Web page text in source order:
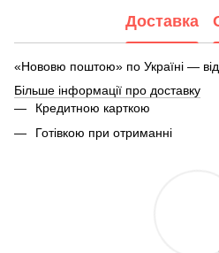
Доставка
«Нововю поштою» по Україні — від
Більше інформації про доставку
Кредитною карткою
Готівкою при отриманні